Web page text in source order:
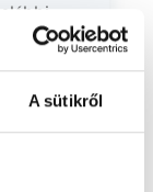
A sütikről
-
rendelkező
egészségügyi